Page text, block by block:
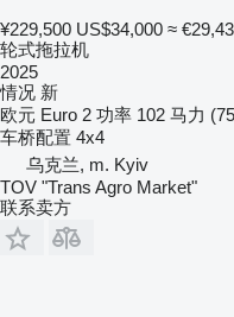
¥229,500 US$34,000 ≈
轮式拖拉机
2025
情况 新
欧元 Euro 2 功率 102 马力
车桥配置 4x4
乌克兰, m. Kyiv
TOV "Trans Agro Market"
联系卖方